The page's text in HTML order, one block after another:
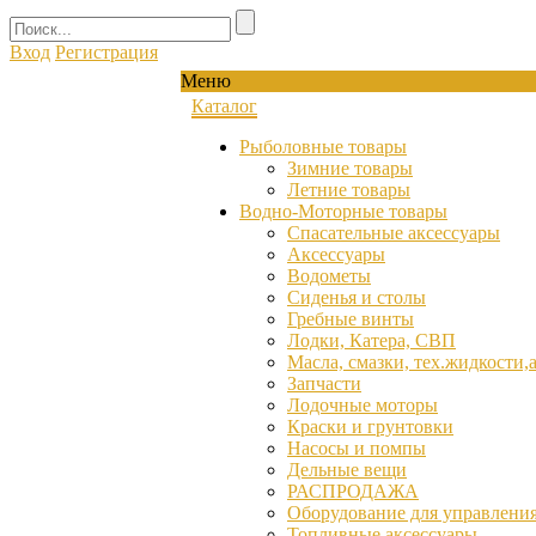
Вход Регистрация
Меню
Каталог
Рыболовные товары
Зимние товары
Летние товары
Водно-Моторные товары
Спасательные аксессуары
Аксессуары
Водометы
Сиденья и столы
Гребные винты
Лодки, Катера, СВП
Масла, смазки,
Запчасти
Лодочные моторы
Краски и грунтовки
Насосы и помпы
Дельные вещи
РАСПРОДАЖА
Оборудование для